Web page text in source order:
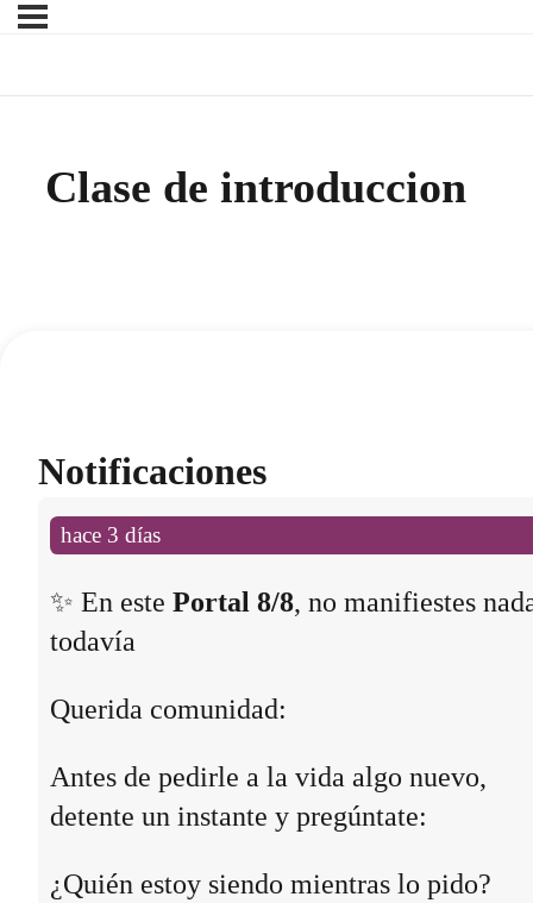
Clase de introduccion
Notificaciones
hace 3 días
✨ En este Portal 8/8, no manifiestes
todavía
Querida comunidad:
Antes de pedirle a la vida algo nuevo,
detente un instante y pregúntate:
¿Quién estoy siendo mientras lo pido?